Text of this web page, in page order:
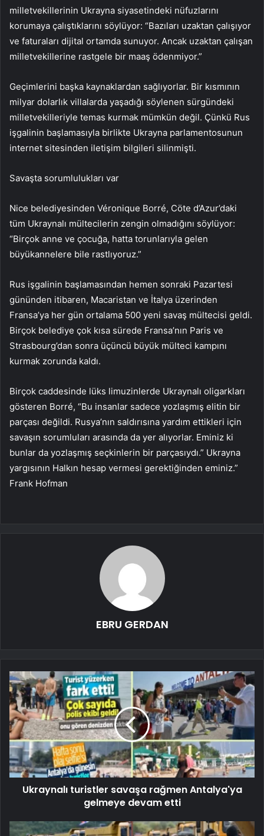
milletvekillerinin Ukrayna siyasetindeki nüfuzlarını
korumaya çalıştıklarını söylüyor: “Bazıları uzaktan çalışıyor
ve faturaları dijital ortamda sunuyor. Ancak uzaktan çalışan
milletvekillerine rastgele bir maaş ödenmiyor.”
Geçimlerini başka kaynaklardan sağlıyorlar. Bir kısmının
milyar dolarlık villalarda yaşadığı söylenen sürgündeki
milletvekilleriyle temas kurmak mümkün değil. Çünkü Rus
işgalinin başlamasıyla birlikte Ukrayna parlamentosunun
internet sitesinden iletişim bilgileri silinmişti.
Savaşta sorumlulukları var
Nice belediyesinden Véronique Borré, Cöte d’Azur’daki
tüm Ukraynalı mültecilerin zengin olmadığını söylüyor:
“Birçok anne ve çocuğa, hatta torunlarıyla gelen
büyükannelere bile rastlıyoruz.”
Rus işgalinin başlamasından hemen sonraki Pazartesi
gününden itibaren, Macaristan ve İtalya üzerinden
Fransa’ya her gün ortalama 500 yeni savaş mültecisi geldi.
Birçok belediye çok kısa sürede Fransa’nın Paris ve
Strasbourg’dan sonra üçüncü büyük mülteci kampını
kurmak zorunda kaldı.
Birçok caddesinde lüks limuzinlerde Ukraynalı oligarkları
gösteren Borré, “Bu insanlar sadece yozlaşmış elitin bir
parçası değildi. Rusya’nın saldırısına yardım ettikleri için
savaşın sorumluları arasında da yer alıyorlar. Eminiz ki
bunlar da yozlaşmış seçkinlerin bir parçasıydı.” Ukrayna
yargısının Halkın hesap vermesi gerektiğinden eminiz.”
Frank Hofman
EBRU GERDAN
Ukraynalı turistler savaşa rağmen Antalya'ya
gelmeye devam etti